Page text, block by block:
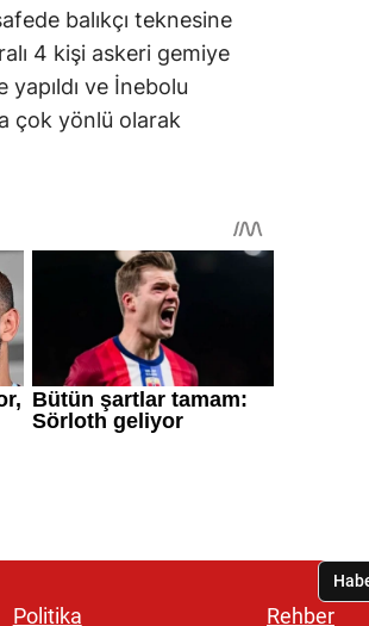
balıkçı teknesine
4 kişi askeri gemiye
ve İnebolu
çok yönlü olarak
Politika Rehber